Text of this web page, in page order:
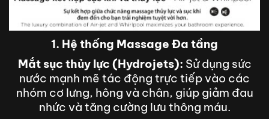
1. Hệ thống Massage Đa tầng
Mắt sục thủy lực (Hydrojets): Sử dụng sức
nước mạnh mẽ tác động trực tiếp vào các
nhóm cơ lưng, hông và chân, giúp giảm đau
nhức và tăng cường lưu thông máu.